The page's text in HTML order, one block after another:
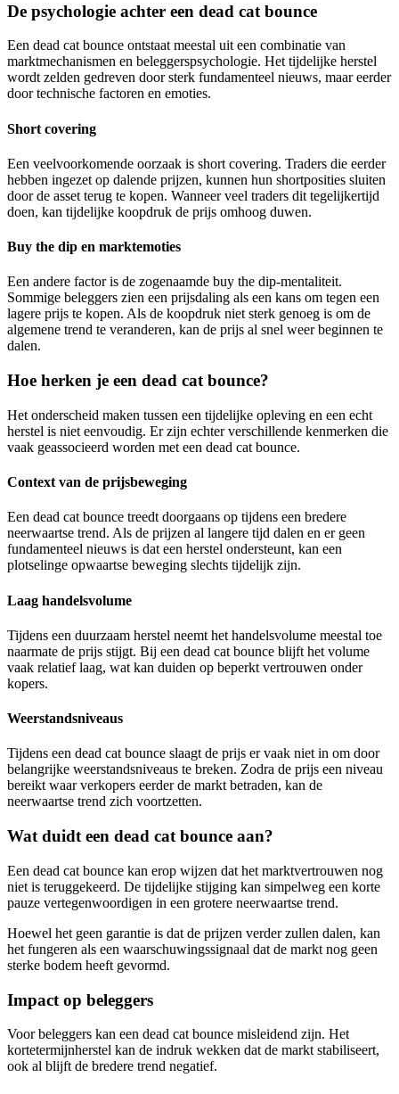
De psychologie achter een dead cat bounce
Een dead cat bounce ontstaat meestal uit een combinatie van
marktmechanismen en beleggerspsychologie. Het tijdelijke herstel
wordt zelden gedreven door sterk fundamenteel nieuws, maar eerder
door technische factoren en emoties.
Short covering
Een veelvoorkomende oorzaak is short covering. Traders die eerder
hebben ingezet op dalende prijzen, kunnen hun shortposities sluiten
door de asset terug te kopen. Wanneer veel traders dit tegelijkertijd
doen, kan tijdelijke koopdruk de prijs omhoog duwen.
Buy the dip en marktemoties
Een andere factor is de zogenaamde buy the dip-mentaliteit.
Sommige beleggers zien een prijsdaling als een kans om tegen een
lagere prijs te kopen. Als de koopdruk niet sterk genoeg is om de
algemene trend te veranderen, kan de prijs al snel weer beginnen te
dalen.
Hoe herken je een dead cat bounce?
Het onderscheid maken tussen een tijdelijke opleving en een echt
herstel is niet eenvoudig. Er zijn echter verschillende kenmerken die
vaak geassocieerd worden met een dead cat bounce.
Context van de prijsbeweging
Een dead cat bounce treedt doorgaans op tijdens een bredere
neerwaartse trend. Als de prijzen al langere tijd dalen en er geen
fundamenteel nieuws is dat een herstel ondersteunt, kan een
plotselinge opwaartse beweging slechts tijdelijk zijn.
Laag handelsvolume
Tijdens een duurzaam herstel neemt het handelsvolume meestal toe
naarmate de prijs stijgt. Bij een dead cat bounce blijft het volume
vaak relatief laag, wat kan duiden op beperkt vertrouwen onder
kopers.
Weerstandsniveaus
Tijdens een dead cat bounce slaagt de prijs er vaak niet in om door
belangrijke weerstandsniveaus te breken. Zodra de prijs een niveau
bereikt waar verkopers eerder de markt betraden, kan de
neerwaartse trend zich voortzetten.
Wat duidt een dead cat bounce aan?
Een dead cat bounce kan erop wijzen dat het marktvertrouwen nog
niet is teruggekeerd. De tijdelijke stijging kan simpelweg een korte
pauze vertegenwoordigen in een grotere neerwaartse trend.
Hoewel het geen garantie is dat de prijzen verder zullen dalen, kan
het fungeren als een waarschuwingssignaal dat de markt nog geen
sterke bodem heeft gevormd.
Impact op beleggers
Voor beleggers kan een dead cat bounce misleidend zijn. Het
kortetermijnherstel kan de indruk wekken dat de markt stabiliseert,
ook al blijft de bredere trend negatief.